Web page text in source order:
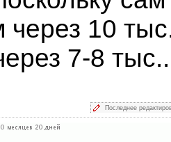
через 10
7-8
Последнее